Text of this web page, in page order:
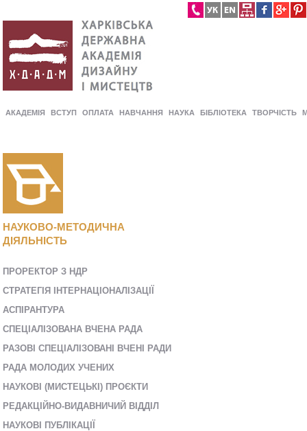
АКАДЕМІЯ ВСТУП ОПЛАТА НАВЧАННЯ НАУКА БІБЛІОТЕКА ТВОРЧІСТЬ
НАУКОВО-МЕТОДИЧНА
ДІЯЛЬНІСТЬ
ПРОРЕКТОР З НДР
СТРАТЕГІЯ ІНТЕРНАЦІОНАЛІЗАЦІЇ
AСПІРАНТУРА
СПЕЦІАЛІЗОВАНА ВЧЕНА РАДА
РАЗОВІ СПЕЦІАЛІЗОВАНІ ВЧЕНІ РАДИ
РАДА МОЛОДИХ УЧЕНИХ
НАУКОВІ (МИСТЕЦЬКІ) ПРОЄКТИ
РЕДАКЦІЙНО-ВИДАВНИЧИЙ ВІДДІЛ
НАУКОВІ ПУБЛІКАЦІЇ